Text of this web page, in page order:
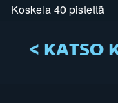
Koskela 40 pistettä
< KATSO